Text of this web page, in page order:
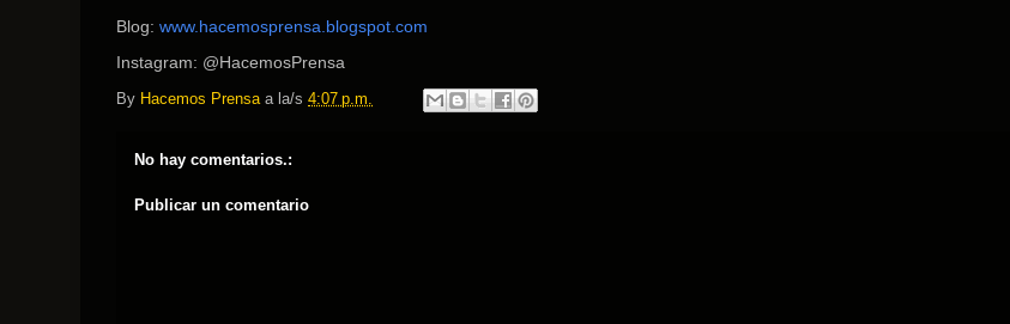
Blog: www.hacemosprensa.blogspot.com
Instagram: @HacemosPrensa
By Hacemos Prensa a la/s 4:07 p.m.
No hay comentarios.:
Publicar un comentario